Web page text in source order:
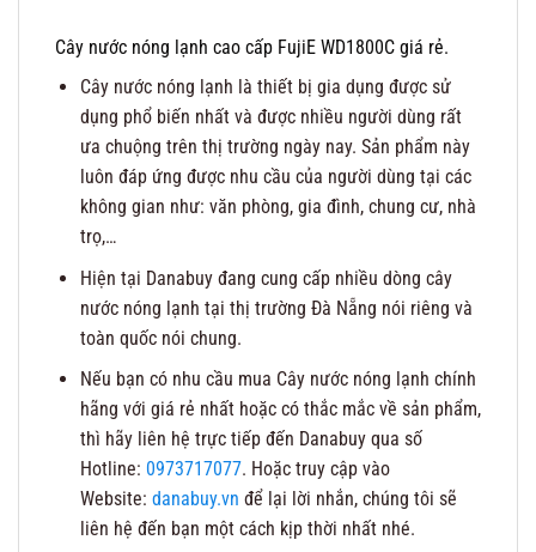
Cây nước nóng lạnh cao cấp FujiE WD1800C giá rẻ.
Cây nước nóng lạnh là thiết bị gia dụng được sử
dụng phổ biến nhất và được nhiều người dùng rất
ưa chuộng trên thị trường ngày nay. Sản phẩm này
luôn đáp ứng được nhu cầu của người dùng tại các
không gian như: văn phòng, gia đình, chung cư, nhà
trọ,…
Hiện tại Danabuy đang cung cấp nhiều dòng cây
nước nóng lạnh tại thị trường Đà Nẵng nói riêng và
toàn quốc nói chung.
Nếu bạn có nhu cầu mua Cây nước nóng lạnh chính
hãng với giá rẻ nhất hoặc có thắc mắc về sản phẩm,
thì hãy liên hệ trực tiếp đến Danabuy qua số
Hotline: 0973717077. Hoặc truy cập vào
Website: danabuy.vn để lại lời nhắn, chúng tôi sẽ
liên hệ đến bạn một cách kịp thời nhất nhé.